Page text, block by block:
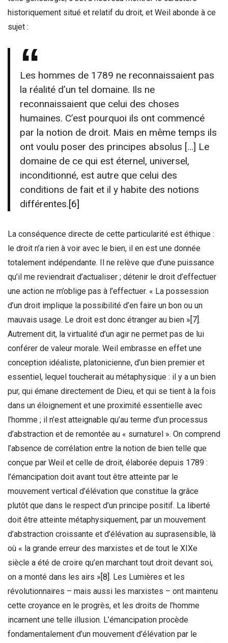
historiquement situé et relatif du droit, et Weil abonde à ce
sujet :
Les hommes de 1789 ne reconnaissaient pas
la réalité d’un tel domaine. Ils ne
reconnaissaient que celui des choses
humaines. C’est pourquoi ils ont commencé
par la notion de droit. Mais en même temps ils
ont voulu poser des principes absolus […] Le
domaine de ce qui est éternel, universel,
inconditionné, est autre que celui des
conditions de fait et il y habite des notions
différentes.[6]
La conséquence directe de cette particularité est éthique :
le droit n’a rien à voir avec le bien, il en est une donnée
totalement indépendante. Il ne relève que d’une puissance
qu’il me reviendrait d’actualiser ; détenir le droit d’effectuer
une action ne m’oblige pas à l’effectuer. « La possession
d’un droit implique la possibilité d’en faire un bon ou un
mauvais usage. Le droit est donc étranger au bien » [7] .
Autrement dit, la virtualité d’un agir ne permet pas de lui
conférer de valeur morale. Weil embrasse en effet une
conception idéaliste, platonicienne, d’un bien premier et
essentiel, lequel toucherait au métaphysique : il y a un bien
pur, qui émane directement de Dieu, et qui se tient à la fois
dans un éloignement et une proximité essentielle avec
l’homme ; il n’est atteignable qu’au terme d’un processus
d’abstraction et de remontée au « surnaturel ». On comprend
l’absence de corrélation entre la notion de bien telle que
conçue par Weil et celle de droit, élaborée depuis 1789 :
l’émancipation doit avant tout être atteinte par le
mouvement vertical d’élévation que constitue la grâce
plutôt que dans le respect d’un principe positif. La liberté
doit être atteinte métaphysiquement, par un mouvement
d’abstraction croissante et d’élévation au suprasensible, là
où « la grande erreur des marxistes et de tout le XIXe
siècle a été de croire qu’en marchant tout droit devant soi,
on a monté dans les airs » [8] . Les Lumières et les
révolutionnaires – mais aussi les marxistes – ont maintenu
cette croyance en le progrès, et les droits de l’homme
incarnent une telle illusion. L’émancipation procède
fondamentalement d’un mouvement d’élévation par le